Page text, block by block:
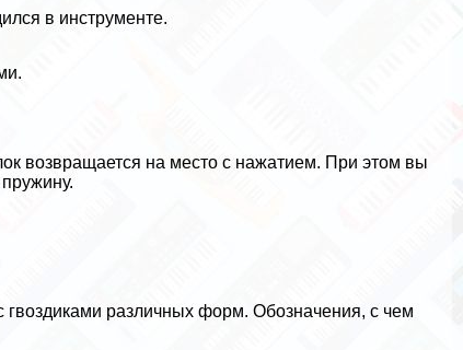
в инструменте.
возвращается на место с нажатием. При этом вы
гвоздиками различных форм. Обозначения, с чем